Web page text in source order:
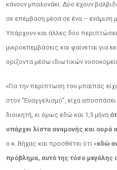
κάνουν μπαλονάκι. Δύο έχουν
σε επέμβαση μέσα σε ένα – ενάμιση
Υπάρχουν και άλλες δύο
μικροεπεμβάσεις και φαίνεται για
ορίζοντα μέσω ιδιωτικών
«Για την περίπτωση του μπαϊπάς
στον “Ευαγγελισμό”, είχα
διοικητή, κι όμως εδώ και 1,5 μήνα
υπάρχει λίστα αναμονής και
ο κ. Βήχας και προσθέτει ότι «εδώ
πρόβλημα, αυτό της τόσο μεγάλης